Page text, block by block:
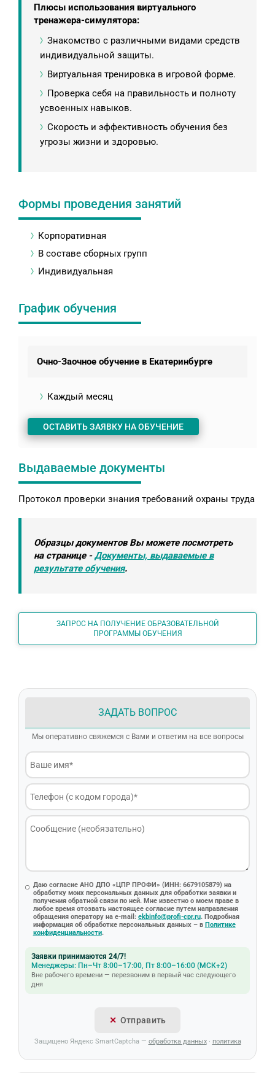
Плюсы использования виртуального
тренажера-симулятора:
Знакомство с различными видами средств
индивидуальной защиты.
Виртуальная тренировка в игровой форме.
Проверка себя на правильность и полноту
усвоенных навыков.
Скорость и эффективность обучения без
угрозы жизни и здоровью.
Формы проведения занятий
Корпоративная
В составе сборных групп
Индивидуальная
График обучения
Очно-Заочное обучение в Екатеринбурге
Каждый месяц
ОСТАВИТЬ ЗАЯВКУ НА ОБУЧЕНИЕ
Выдаваемые документы
Протокол проверки знания требований охраны труда
Образцы документов Вы можете посмотреть
на странице -Документы, выдаваемые в
результате обучения.
ЗАПРОС НА ПОЛУЧЕНИЕ ОБРАЗОВАТЕЛЬНОЙ
ПРОГРАММЫ ОБУЧЕНИЯ
ЗАДАТЬ ВОПРОС
Мы оперативно свяжемся с Вами и ответим на все вопросы
Даю согласие АНО ДПО «ЦПР ПРОФИ» (ИНН: 6679105879) на
обработку моих персональных данных для обработки заявки и
получения обратной связи по ней. Мне известно о моем праве в
любое время отозвать настоящее согласие путем направления
обращения оператору на e-mail: ekbinfo@profi-cpr.ru. Подробная
информация об обработке персональных данных – в Политике
конфиденциальности.
Заявки принимаются 24/7!
Менеджеры: Пн–Чт 8:00–17:00, Пт 8:00–16:00 (МСК+2)
Вне рабочего времени — перезвоним в первый час следующего
дня
Отправить
Защищено Яндекс SmartCaptcha — обработка данных· политика